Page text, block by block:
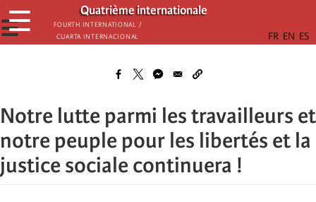
Skip
to
main
Quatrième internationale
Fourth International /
Cuarta Internacional
☰
☰
Notre lutte parmi les travailleurs et
notre peuple pour les libertés et la
justice sociale continuera !